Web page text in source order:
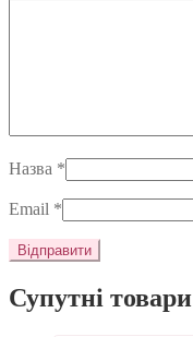
Назва *
Email *
Супутні товари